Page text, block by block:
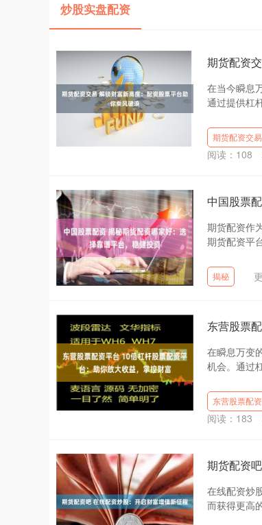
炒股实盘配资
期货配资
在当今瞬息
通过提供杠
期货配资交易
阅读： 108
中国股票
期货配资作
期货配资平
揭秘
东营股票
在瞬息万变
机会。通过
东营股票配
阅读： 183
期货配资
在线配资炒
而获得更高